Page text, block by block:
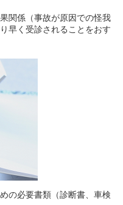
関係（事故が原因での怪我
早く受診されることをおす
の必要書類（診断書、車検